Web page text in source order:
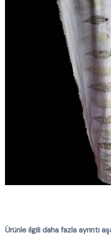
Ürünle ilgili daha fazla ayrıntı